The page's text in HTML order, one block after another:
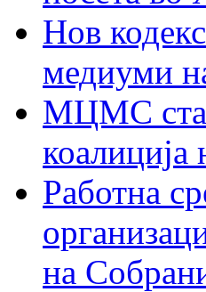
Нов
медиуми
МЦМС
Работна
на